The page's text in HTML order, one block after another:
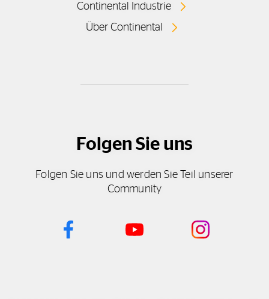
Continental Industrie
Über Continental
Folgen Sie uns
Folgen Sie uns und werden Sie Teil unserer
Community